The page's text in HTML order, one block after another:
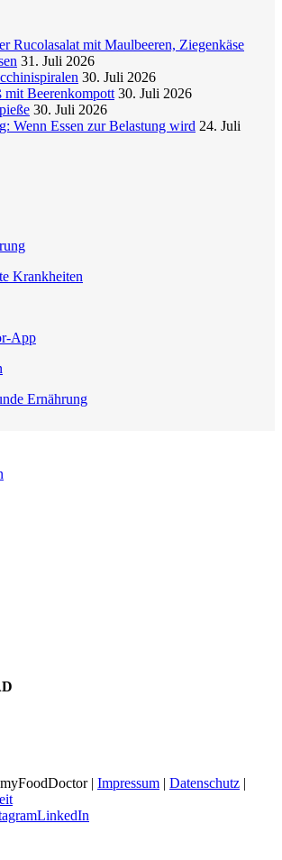
Rucolasalat mit Maulbeeren, Ziegenkäse
31. Juli 2026
30. Juli 2026
mit Beerenkompott 30. Juli 2026
30. Juli 2026
Wenn Essen zur Belastung wird 24. Juli
Krankheiten
App
Ernährung
| Impressum | Datenschutz |
LinkedIn